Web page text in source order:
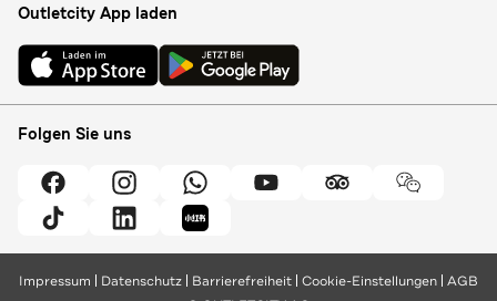
Outletcity App laden
Folgen Sie uns
Impressum Datenschutz Barrierefreiheit Cookie-Einstellungen AGB